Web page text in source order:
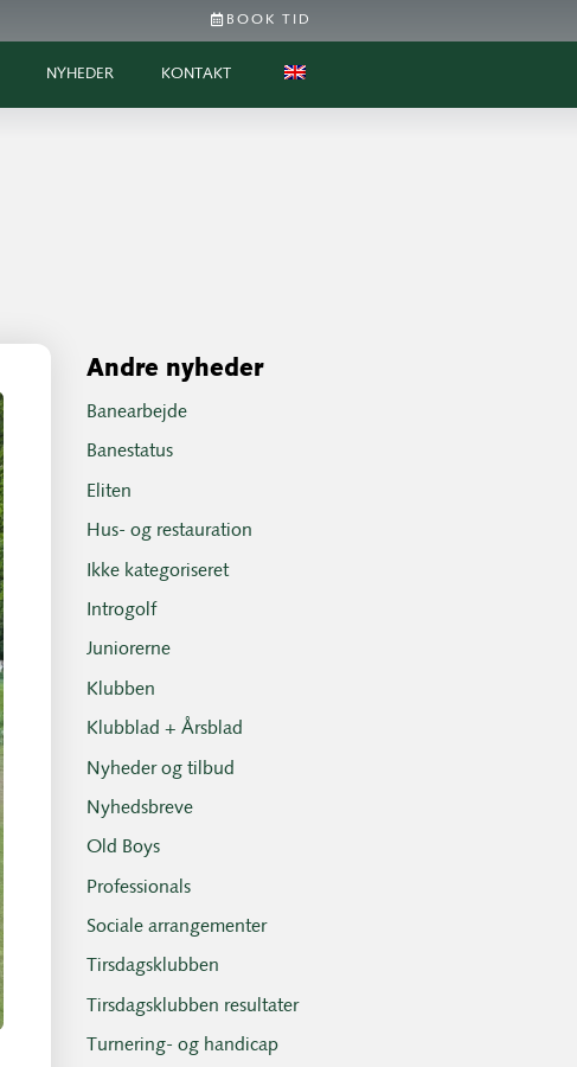
BOOK TID
NYHEDER KONTAKT
Andre nyheder
Banearbejde
Banestatus
Eliten
Hus- og restauration
Ikke kategoriseret
Introgolf
Juniorerne
Klubben
Klubblad + Årsblad
Nyheder og tilbud
Nyhedsbreve
Old Boys
Professionals
Sociale arrangementer
Tirsdagsklubben
Tirsdagsklubben resultater
Turnering- og handicap